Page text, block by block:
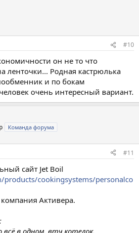
#10
он не то что
ленточки... Родная кастрюлька
и по бокам
очень интересный вариант.
Команда форума
#11
сайт Jet Boil
cookingsystems/personalco
Активера.
в одном, втч котелок,